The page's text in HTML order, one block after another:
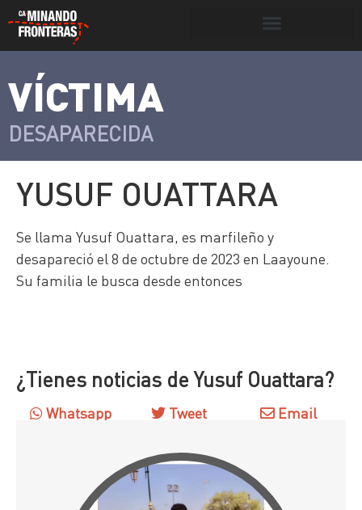
Víctimas y
victimarios
Portada » Víctimas
VÍCTIMA
DESAPARECIDA
YUSUF OUATTARA
Se llama Yusuf Ouattara, es marfileño y
desapareció el 8 de octubre de 2023 en Laayoune.
Su familia le busca desde entonces
¿Tienes noticias de Yusuf Ouattara?
Whatsapp Tweet Email